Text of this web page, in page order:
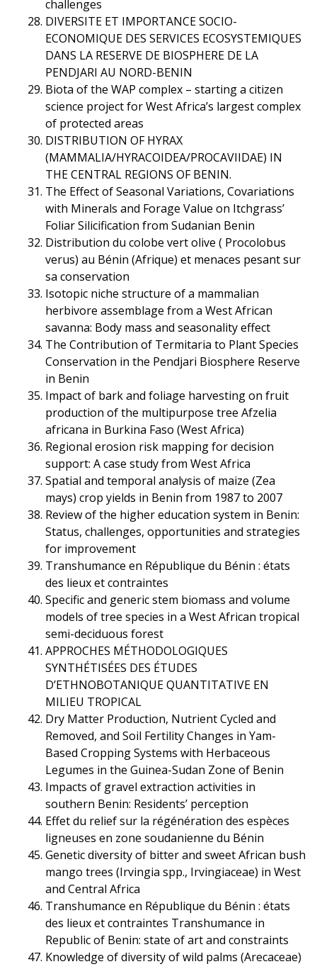
challenges
DIVERSITE ET IMPORTANCE SOCIO-
ECONOMIQUE DES SERVICES ECOSYSTEMIQUES
DANS LA RESERVE DE BIOSPHERE DE LA
PENDJARI AU NORD-BENIN
Biota of the WAP complex – starting a citizen
science project for West Africa’s largest complex
of protected areas
DISTRIBUTION OF HYRAX
(MAMMALIA/HYRACOIDEA/PROCAVIIDAE) IN
THE CENTRAL REGIONS OF BENIN.
The Effect of Seasonal Variations, Covariations
with Minerals and Forage Value on Itchgrass’
Foliar Silicification from Sudanian Benin
Distribution du colobe vert olive ( Procolobus
verus) au Bénin (Afrique) et menaces pesant sur
sa conservation
Isotopic niche structure of a mammalian
herbivore assemblage from a West African
savanna: Body mass and seasonality effect
The Contribution of Termitaria to Plant Species
Conservation in the Pendjari Biosphere Reserve
in Benin
Impact of bark and foliage harvesting on fruit
production of the multipurpose tree Afzelia
africana in Burkina Faso (West Africa)
Regional erosion risk mapping for decision
support: A case study from West Africa
Spatial and temporal analysis of maize (Zea
mays) crop yields in Benin from 1987 to 2007
Review of the higher education system in Benin:
Status, challenges, opportunities and strategies
for improvement
Transhumance en République du Bénin : états
des lieux et contraintes
Specific and generic stem biomass and volume
models of tree species in a West African tropical
semi-deciduous forest
APPROCHES MÉTHODOLOGIQUES
SYNTHÉTISÉES DES ÉTUDES
D’ETHNOBOTANIQUE QUANTITATIVE EN
MILIEU TROPICAL
Dry Matter Production, Nutrient Cycled and
Removed, and Soil Fertility Changes in Yam-
Based Cropping Systems with Herbaceous
Legumes in the Guinea-Sudan Zone of Benin
Impacts of gravel extraction activities in
southern Benin: Residents’ perception
Effet du relief sur la régénération des espèces
ligneuses en zone soudanienne du Bénin
Genetic diversity of bitter and sweet African bush
mango trees (Irvingia spp., Irvingiaceae) in West
and Central Africa
Transhumance en République du Bénin : états
des lieux et contraintes Transhumance in
Republic of Benin: state of art and constraints
Knowledge of diversity of wild palms (Arecaceae)